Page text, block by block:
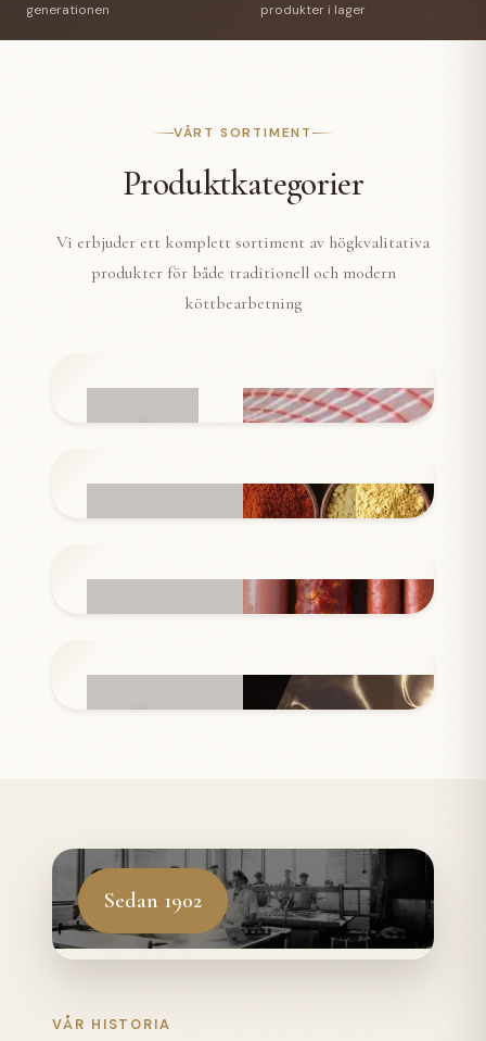
generationen produkter i lager
VÅRT SORTIMENT
Produktkategorier
Vi erbjuder ett komplett sortiment av högkvalitativa
produkter för både traditionell och modern
köttbearbetning
Sedan 1902
VÅR HISTORIA